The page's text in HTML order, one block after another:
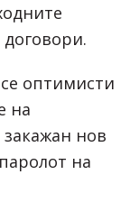
оптимисти
на
нов
на